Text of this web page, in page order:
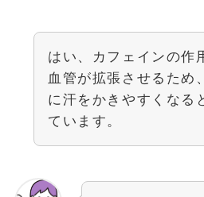
はい、カフェインの作
血管が拡張させるため
に汗をかきやすくなる
ています。